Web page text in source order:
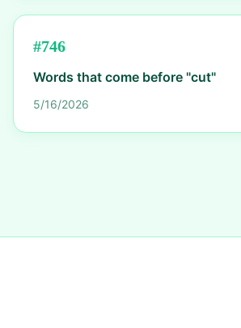
#746
Words that come before "cut"
5/16/2026